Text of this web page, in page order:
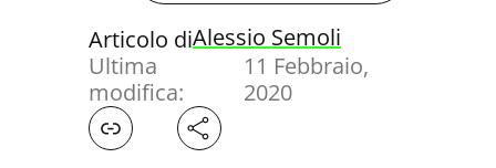
Articolo diAlessio Semoli
Ultima
modifica:
11 Febbraio,
2020